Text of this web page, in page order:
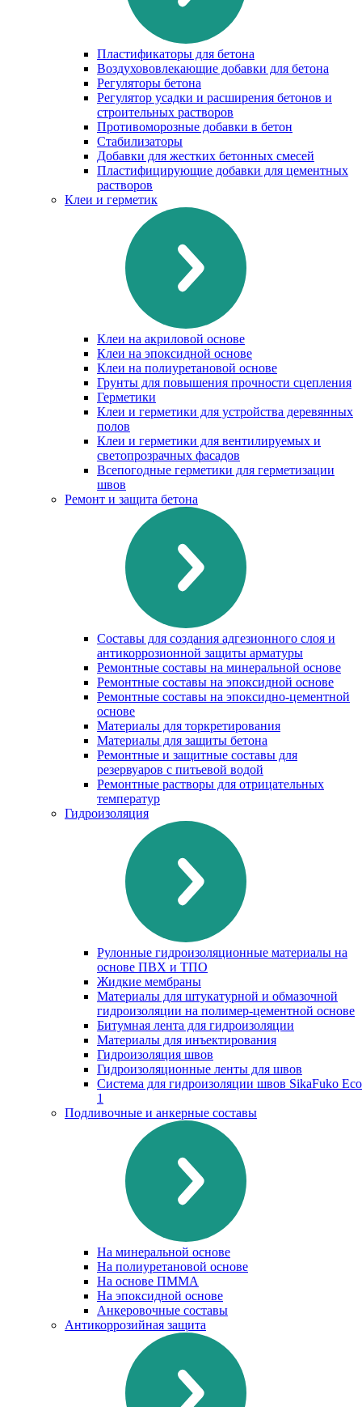
Пластификаторы для бетона
Воздухововлекающие добавки для бетона
Регуляторы бетона
Регулятор усадки и расширения бетонов и
строительных растворов
Противоморозные добавки в бетон
Стабилизаторы
Добавки для жестких бетонных смесей
Пластифицирующие добавки для цементных
растворов
Клеи и герметик
Клеи на акриловой основе
Клеи на эпоксидной основе
Клеи на полиуретановой основе
Грунты для повышения прочности сцепления
Герметики
Клеи и герметики для устройства деревянных
полов
Клеи и герметики для вентилируемых и
светопрозрачных фасадов
Всепогодные герметики для герметизации
швов
Ремонт и защита бетона
Составы для создания адгезионного слоя и
антикоррозионной защиты арматуры
Ремонтные составы на минеральной основе
Ремонтные составы на эпоксидной основе
Ремонтные составы на эпоксидно-цементной
основе
Материалы для торкретирования
Материалы для защиты бетона
Ремонтные и защитные составы для
резервуаров с питьевой водой
Ремонтные растворы для отрицательных
температур
Гидроизоляция
Рулонные гидроизоляционные материалы на
основе ПВХ и ТПО
Жидкие мембраны
Материалы для штукатурной и обмазочной
гидроизоляции на полимер-цементной основе
Битумная лента для гидроизоляции
Материалы для инъектирования
Гидроизоляция швов
Гидроизоляционные ленты для швов
Система для гидроизоляции швов SikaFuko Eco
1
Подливочные и анкерные составы
На минеральной основе
На полиуретановой основе
На основе ПММА
На эпоксидной основе
Анкеровочные составы
Антикоррозийная защита